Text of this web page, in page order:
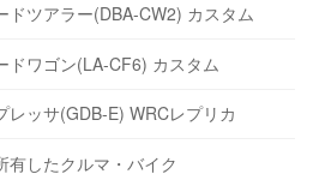
ドツアラー(DBA-CW2) カスタム
ドワゴン(LA-CF6) カスタム
レッサ(GDB-E) WRCレプリカ
有したクルマ・バイク